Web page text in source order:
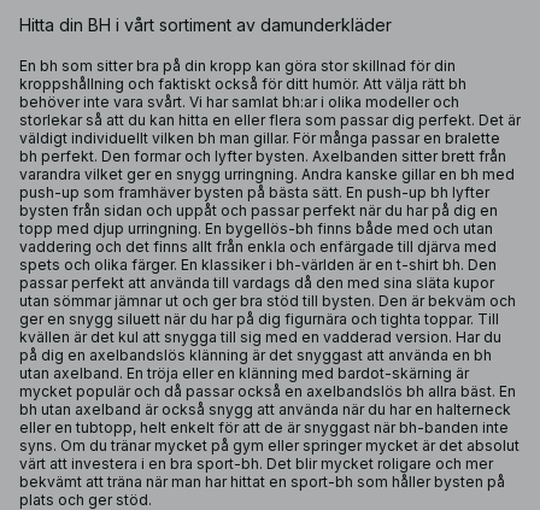
Hitta din BH i vårt sortiment av damunderkläder
En bh som sitter bra på din kropp kan göra stor skillnad för din
kroppshållning och faktiskt också för ditt humör. Att välja rätt bh
behöver inte vara svårt. Vi har samlat bh:ari olika modeller och
storlekar så att du kan hitta en eller flera som passar dig perfekt. Det är
väldigt individuellt vilken bh man gillar. För många passar en bralette
bh perfekt. Den formar och lyfter bysten. Axelbanden sitter brett från
varandra vilket ger en snygg urringning. Andra kanske gillar en bh med
push-up som framhäver bysten på bästa sätt. En push-up bh lyfter
bysten från sidan och uppåt och passar perfekt när du har på dig en
topp med djup urringning. En bygellös-bh finns både med och utan
vaddering och det finns allt från enkla och enfärgade till djärva med
spets och olika färger. En klassiker i bh-världen är en t-shirt bh. Den
passar perfekt att använda till vardags då den med sina släta kupor
utan sömmar jämnar ut och ger bra stöd till bysten. Den är bekväm och
ger en snygg siluett när du har på dig figurnära och tighta toppar. Till
kvällen är det kul att snygga till sig med en vadderad version. Har du
på dig en axelbandslös klänning är det snyggast att använda en bh
utan axelband. En tröja eller en klänning med bardot-skärning är
mycket populär och då passar också en axelbandslös bh allra bäst. En
bh utan axelband är också snygg att använda när du har en halterneck
eller en tubtopp, helt enkelt för att de är snyggast när bh-banden inte
syns. Om du tränar mycket på gym eller springer mycket är det absolut
värt att investera i en bra sport-bh. Det blir mycket roligare och mer
bekvämt att träna när man har hittat en sport-bh som håller bysten på
plats och ger stöd.